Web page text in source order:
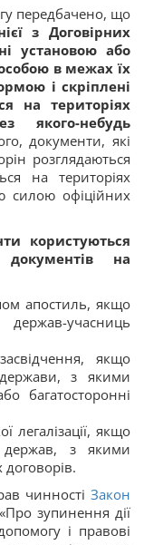
передбачено, що
з Договірних
установою або
в межах їх
і скріплені
на територіях
якого-небудь
документи, які
розглядаються
на територіях
силою офіційних
користуються
на
апостиль, якщо
учасниць
якщо
з якими
багатосторонні
легалізації, якщо
держав, з якими
чинності Закон
«Про зупинення дії
і правові